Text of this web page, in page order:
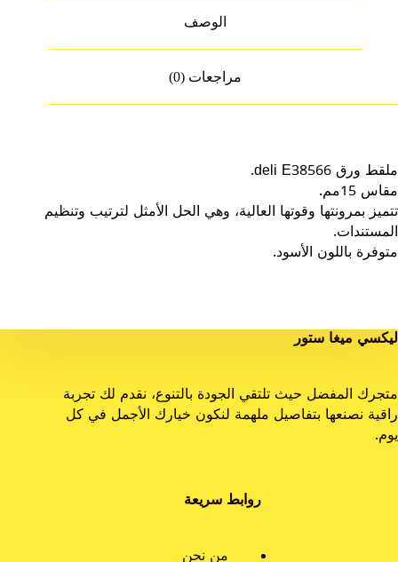
الوصف
مراجعات (0)
ملقط ورق deli E38566.
مقاس 15مم.
تتميز بمرونتها وقوتها العالية، وهي الحل الأمثل لترتيب وتنظيم
المستندات.
متوفرة باللون الأسود.
ليكسي ميغا ستور
متجرك المفضل حيث تلتقي الجودة بالتنوع، نقدم لك تجربة
راقية نصنعها بتفاصيل ملهمة لنكون خيارك الأجمل في كل
يوم.
روابط سريعة
من نحن